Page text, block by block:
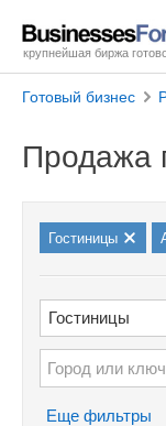
крупнейшая биржа
Готовый бизнес
Продажа
Гостиницы
Гостиницы
Еще фильтры